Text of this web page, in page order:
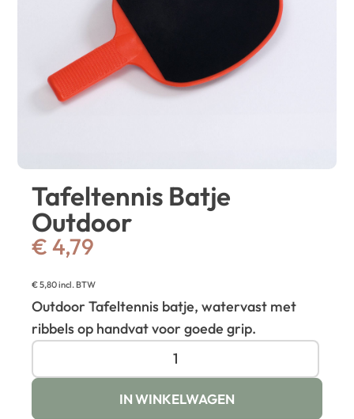
Tafeltennis Batje
Outdoor
€ 4,79
€5,80incl. BTW
Outdoor Tafeltennis batje, watervast met
ribbels op handvat voor goede grip.
IN WINKELWAGEN